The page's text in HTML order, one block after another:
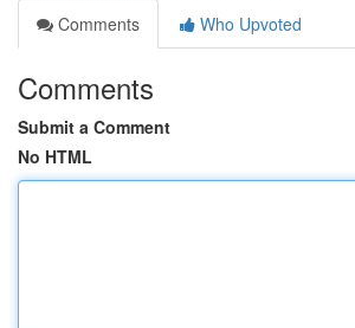
Comments
Who Upvoted
Comments
Submit a Comment
No HTML